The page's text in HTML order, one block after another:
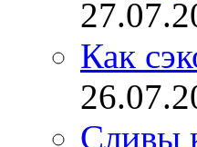
Как
Сливы